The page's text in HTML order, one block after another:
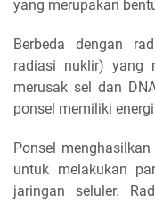
yang merupakan
Berbeda dengan
radiasi nuklir) yang
merusak sel dan
ponsel memiliki
Ponsel
untuk melakukan
jaringan seluler.